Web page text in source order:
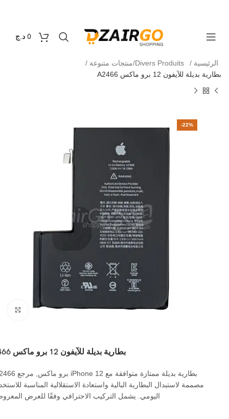
0
0 د.ج
الرئيسية
Divers Produits/منتجات متنوعة
بطارية بديلة للآيفون 12 برو ماكس A2466
-22%
بطارية بديلة للآيفون 12 برو ماكس A2466
مصممة لاستبدال البطارية البالية واستعادة الاستقلالية المناسبة
اليومي. يشمل التركيب الاحترافي وفقًا للعرض